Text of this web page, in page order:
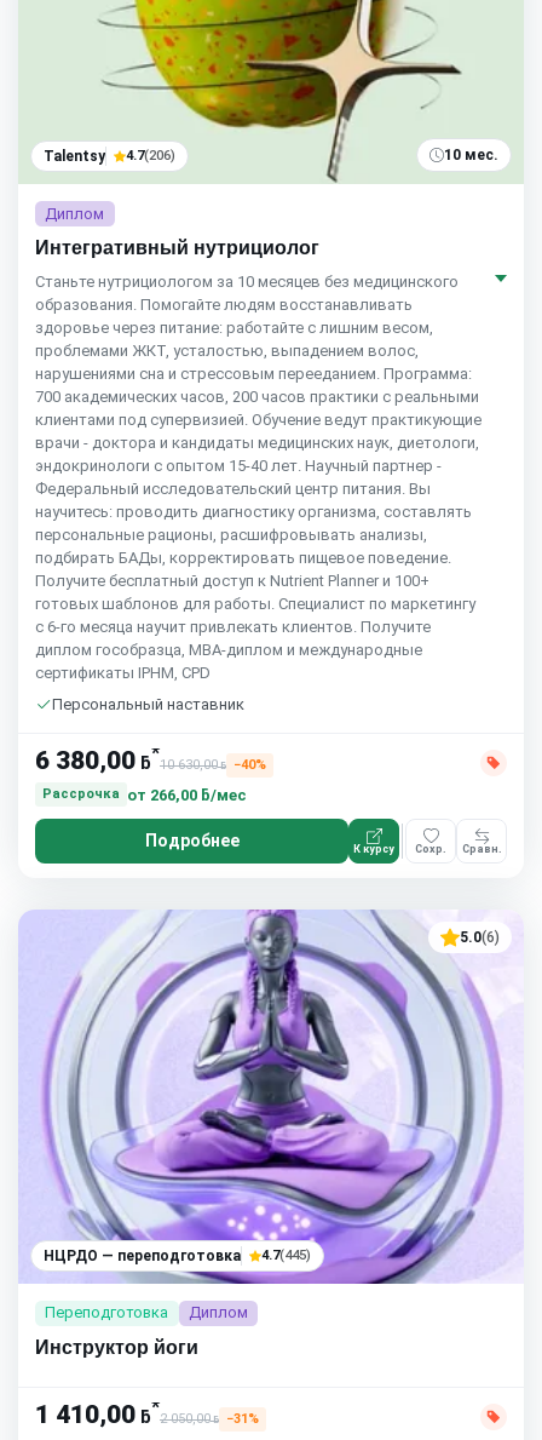
Talentsy 4.7(206) 10 мес.
Диплом
Интегративный нутрициолог
Станьте нутрициологом за 10 месяцев без медицинского
образования. Помогайте людям восстанавливать
здоровье через питание: работайте с лишним весом,
проблемами ЖКТ, усталостью, выпадением волос,
нарушениями сна и стрессовым перееданием. Программа:
700 академических часов, 200 часов практики с реальными
клиентами под супервизией. Обучение ведут практикующие
врачи - доктора и кандидаты медицинских наук, диетологи,
эндокринологи с опытом 15-40 лет. Научный партнер -
Федеральный исследовательский центр питания. Вы
научитесь: проводить диагностику организма, составлять
персональные рационы, расшифровывать анализы,
подбирать БАДы, корректировать пищевое поведение.
Получите бесплатный доступ к Nutrient Planner и 100+
готовых шаблонов для работы. Специалист по маркетингу
с 6-го месяца научит привлекать клиентов. Получите
диплом гособразца, MBA-диплом и международные
сертификаты IPHM, CPD
Персональный наставник
6 380,00 ƃ*
10 630,00ƃ
−40%
Рассрочка
от 266,00 ƃ/мес
Подробнее К курсу Сохр. Сравн.
5.0(6)
НЦРДО — переподготовка 4.7(445)
Переподготовка Диплом
Инструктор йоги
1 410,00 ƃ*
2 050,00ƃ −31%